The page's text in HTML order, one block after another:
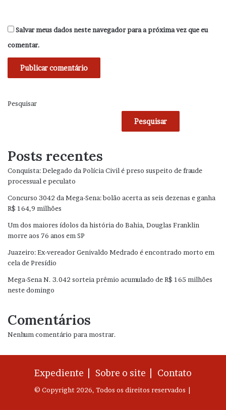
Salvar meus dados neste navegador para a próxima vez que eu
comentar.
Pesquisar
Pesquisar
Posts recentes
Conquista: Delegado da Polícia Civil é preso suspeito de fraude
processual e peculato
Concurso 3042 da Mega-Sena: bolão acerta as seis dezenas e ganha
R$ 164,9 milhões
Um dos maiores ídolos da história do Bahia, Douglas Franklin
morre aos 76 anos em SP
Juazeiro: Ex-vereador Genivaldo Medrado é encontrado morto em
cela de Presídio
Mega-Sena N. 3.042 sorteia prêmio acumulado de R$ 165 milhões
neste domingo
Comentários
Nenhum comentário para mostrar.
Expediente | Sobre o site | Contato
© Copyright 2026, Todos os direitos reservados |